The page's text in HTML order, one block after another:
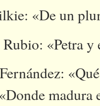
«De un
Rubio: «Petra